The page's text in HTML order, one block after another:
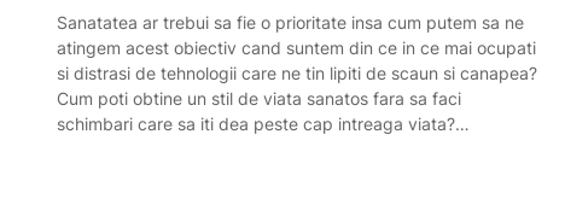
Sanatatea ar trebui sa fie o prioritate insa cum putem sa ne
atingem acest obiectiv cand suntem din ce in ce mai ocupati
si distrasi de tehnologii care ne tin lipiti de scaun si canapea?
Cum poti obtine un stil de viata sanatos fara sa faci
schimbari care sa iti dea peste cap intreaga viata?…